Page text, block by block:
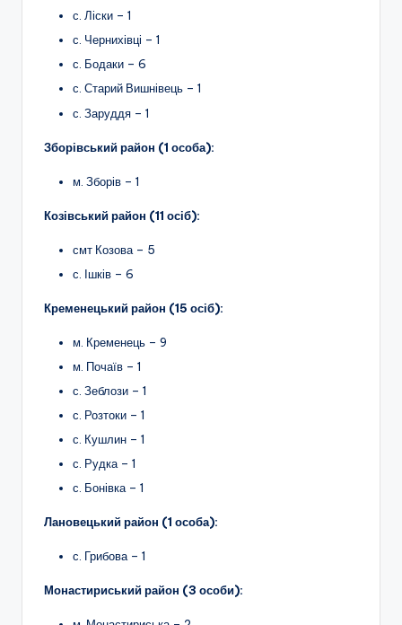
с. Ліски – 1
с. Чернихівці – 1
с. Бодаки – 6
с. Старий Вишнівець – 1
с. Заруддя – 1
Зборівський район (1 особа):
м. Зборів – 1
Козівський район (11 осіб):
смт Козова – 5
с. Ішків – 6
Кременецький район (15 осіб):
м. Кременець – 9
м. Почаїв – 1
с. Зеблози – 1
с. Розтоки – 1
с. Кушлин – 1
с. Рудка – 1
с. Бонівка – 1
Лановецький район (1 особа):
с. Грибова – 1
Монастириський район (3 особи):